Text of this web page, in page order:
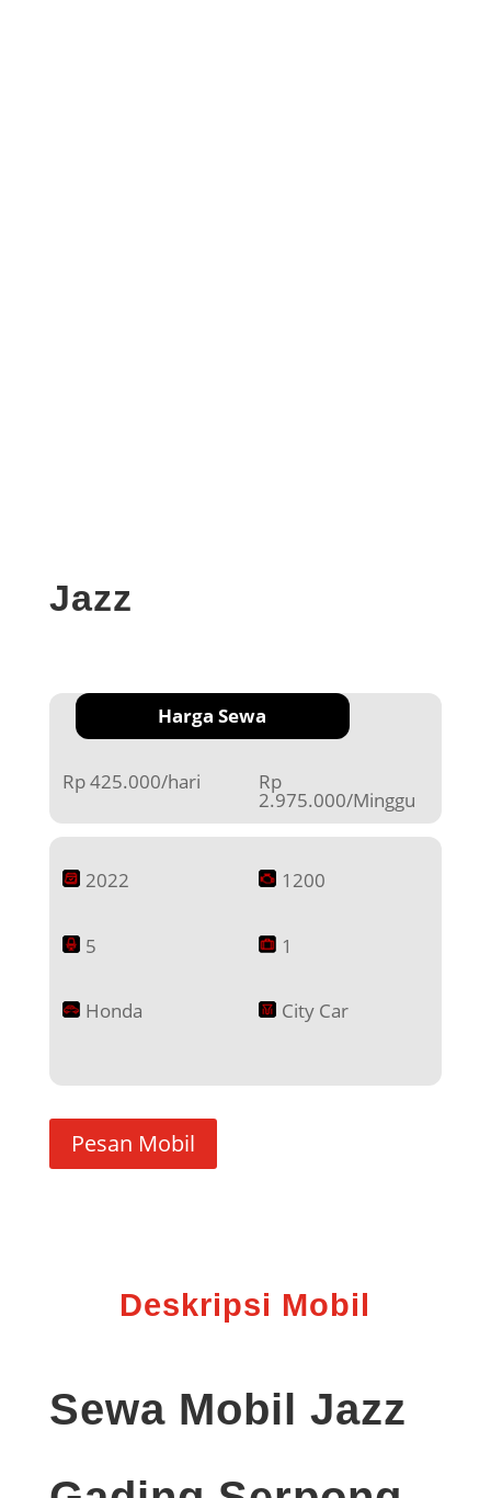
Jazz
Harga Sewa
Rp 425.000/hari Rp
2.975.000/Minggu
2022 1200
5 1
Honda City Car
Pesan Mobil
Deskripsi Mobil
Sewa Mobil Jazz